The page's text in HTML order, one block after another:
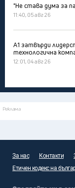
"Не става дума за
11:40, 05 авг 26
А1 затвърди
технологична
12:01, 04 авг 26
Реклама
За нас Контакти
Етичен кодекс на